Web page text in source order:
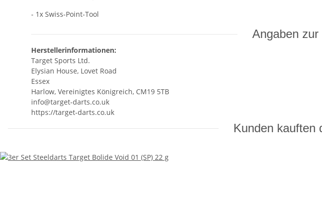
- 1x Swiss-Point-Tool
Angaben
Herstellerinformationen:
Target Sports Ltd.
Elysian House, Lovet Road
Essex
Harlow, Vereinigtes Königreich, CM19 5TB
info@target-darts.co.uk
https://target-darts.co.uk
Kunden kauften